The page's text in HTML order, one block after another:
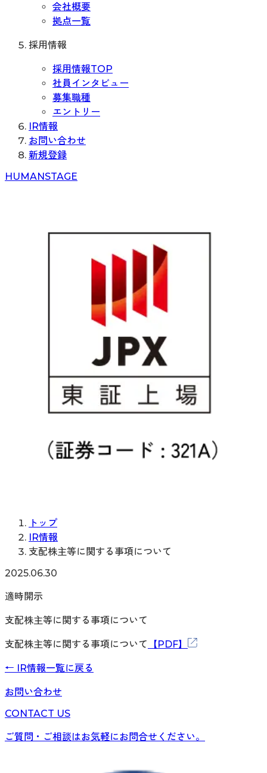
会社概要
拠点一覧
採用情報
採用情報TOP
社員インタビュー
募集職種
エントリー
IR情報
お問い合わせ
新規登録
HUMANSTAGE
トップ
IR情報
支配株主等に関する事項について
2025.06.30
適時開示
支配株主等に関する事項について
支配株主等に関する事項について 【PDF】
← IR情報一覧に戻る
お問い合わせ
CONTACT US
ご質問・ご相談はお気軽にお問合せください。